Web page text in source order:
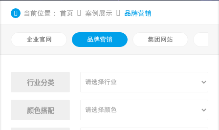
当前位置： 首页 案例展示 品牌营销
企业官网 品牌营销 集团网站
行业分类
颜色搭配